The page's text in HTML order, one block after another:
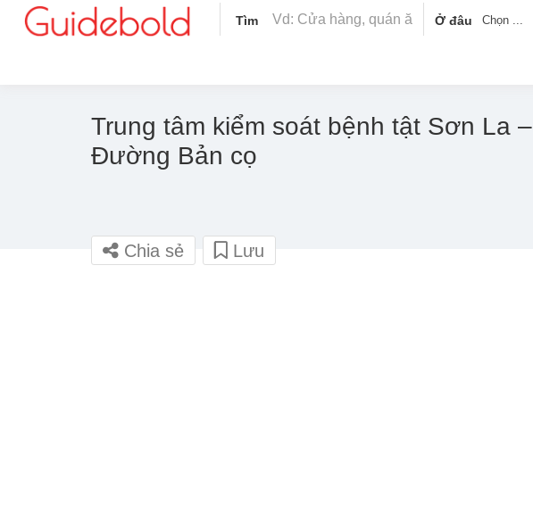
Tìm Ở đâu Chọn ...
Trung tâm kiểm soát bệnh tật Sơn La –
Đường Bản cọ
Chia sẻ Lưu